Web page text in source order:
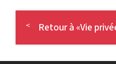
Retour à «Vie